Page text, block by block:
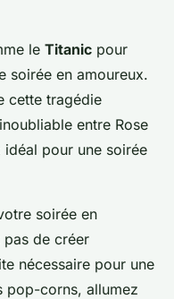
le Titanic pour
soirée en amoureux.
cette tragédie
entre Rose
pour une soirée
soirée en
pas de créer
nécessaire pour une
pop-corns, allumez